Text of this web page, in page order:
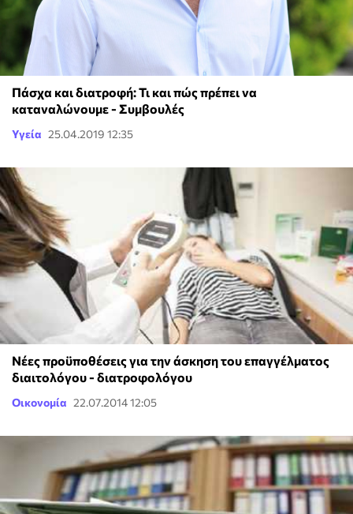
Πάσχα και διατροφή: Τι και πώς πρέπει να
καταναλώνουμε - Συμβουλές
Υγεία 25.04.2019 12:35
Νέες προϋποθέσεις για την άσκηση του επαγγέλματος
διαιτολόγου - διατροφολόγου
Οικονομία 22.07.2014 12:05